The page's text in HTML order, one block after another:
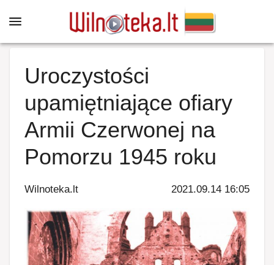
Uroczystości
upamiętniające ofiary
Armii Czerwonej na
Pomorzu 1945 roku
Wilnoteka.lt 2021.09.14 16:05